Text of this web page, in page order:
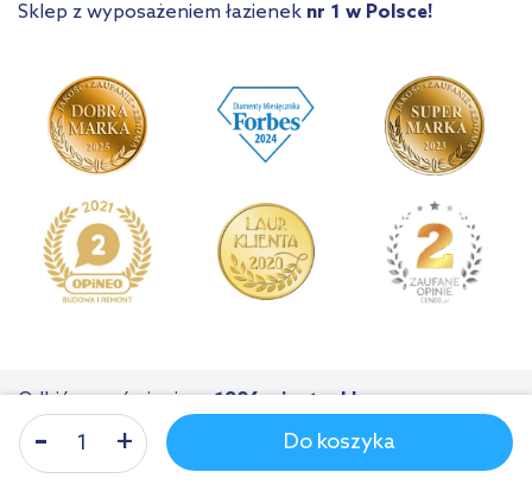
Do koszyka
Sklep z wyposażeniem łazienek nr 1 w Polsce!
Odbiór zamówieniaw 1986 miastach!
Nasza infolinia